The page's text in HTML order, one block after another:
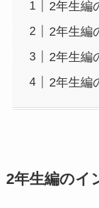
2年生編
2年生編
2年生編
2年生編
2年生編のイ